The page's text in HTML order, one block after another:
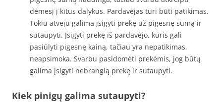
dėmesį į kitus dalykus. Pardavėjas turi būti patikimas.
Tokiu atveju galima įsigyti prekę už pigesnę sumą ir
sutaupyti. Įsigyti prekę iš pardavėjo, kuris gali
pasiūlyti pigesnę kainą, tačiau yra nepatikimas,
neapsimoka. Svarbu pasidomėti prekėmis, jog būtų
galima įsigyti nebrangią prekę ir sutaupyti.
Kiek pinigų galima sutaupyti?